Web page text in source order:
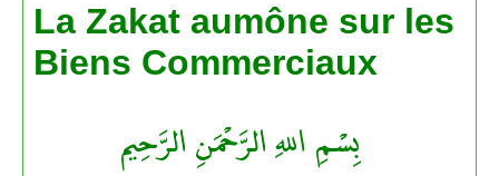
La Zakat aumône sur les
Biens Commerciaux
بِسْمِ اللهِ الرَّحْمَنِ الرَّحِيم